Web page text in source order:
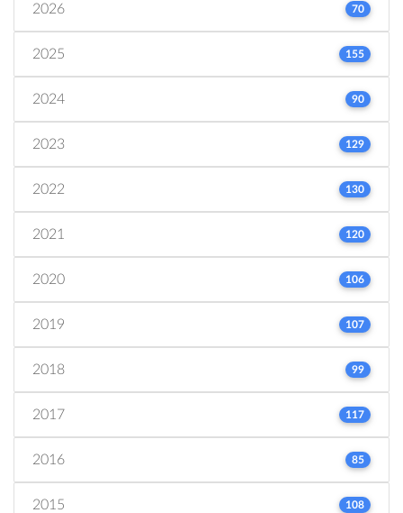
2026 70
2025 155
2024 90
2023 129
2022 130
2021 120
2020 106
2019 107
2018 99
2017 117
2016 85
2015 108